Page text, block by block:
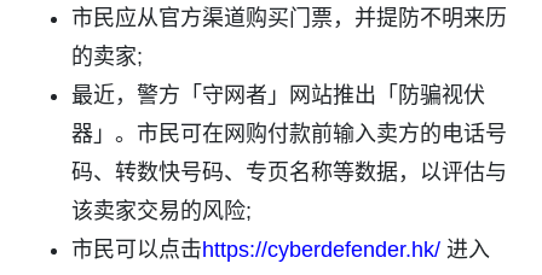
市民应从官方渠道购买门票，并提防不明来历
的卖家;
最近，警方「守网者」网站推出「防骗视伏
器」。市民可在网购付款前输入卖方的电话号
码、转数快号码、专页名称等数据，以评估与
该卖家交易的风险;
市民可以点击https://cyberdefender.hk/ 进入